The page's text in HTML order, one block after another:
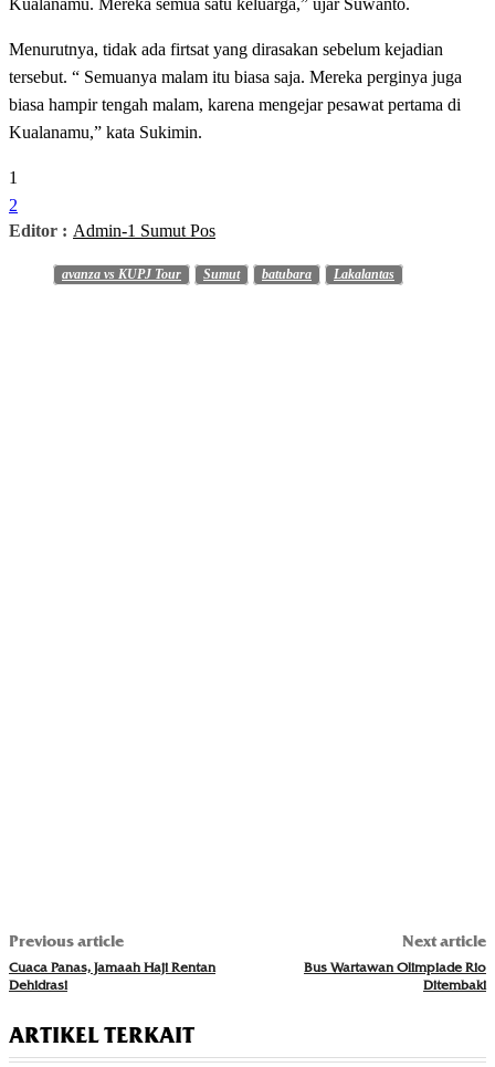
Kualanamu. Mereka semua satu keluarga,” ujar Suwanto.
Menurutnya, tidak ada firtsat yang dirasakan sebelum kejadian
tersebut. “ Semuanya malam itu biasa saja. Mereka perginya juga
biasa hampir tengah malam, karena mengejar pesawat pertama di
Kualanamu,” kata Sukimin.
1
2
Editor : Admin-1 Sumut Pos
avanza vs KUPJ Tour Sumut batubara Lakalantas
Previous article
Cuaca Panas, Jamaah Haji Rentan
Dehidrasi
Next article
Bus Wartawan Olimpiade Rio
Ditembaki
ARTIKEL TERKAIT